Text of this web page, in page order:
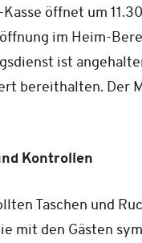
öffnet um
im Heim-
ist
bereithalten. Der
Kontrollen
Taschen und
mit den Gästen